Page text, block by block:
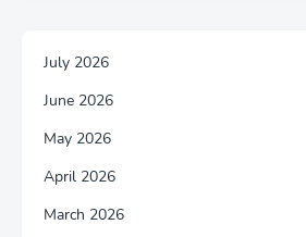
July 2026
June 2026
May 2026
April 2026
March 2026